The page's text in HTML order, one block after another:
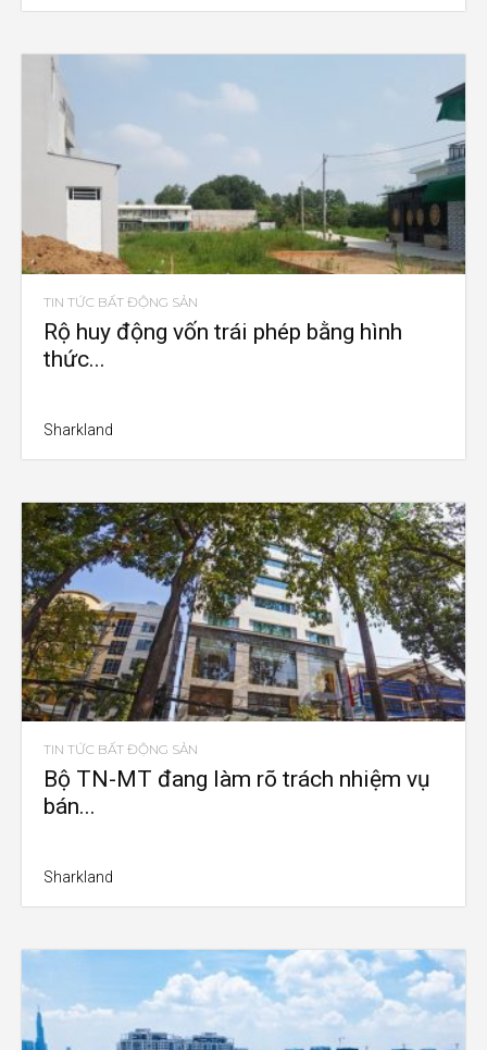
TIN TỨC BẤT ĐỘNG SẢN
Rộ huy động vốn trái phép bằng hình
thức...
Sharkland
TIN TỨC BẤT ĐỘNG SẢN
Bộ TN-MT đang làm rõ trách nhiệm vụ
bán...
Sharkland